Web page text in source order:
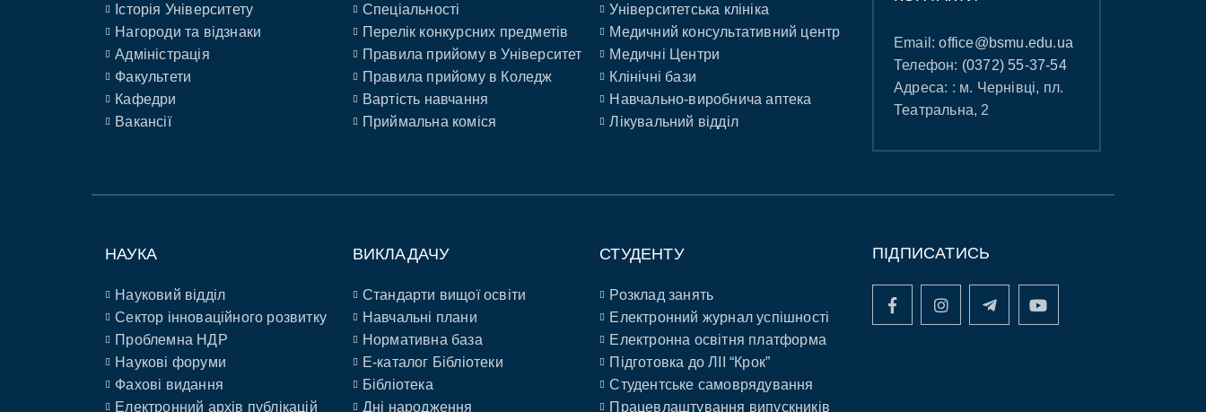
Історія Університету
Нагороди та відзнаки
Адміністрація
Факультети
Кафедри
Вакансії
Спеціальності
Перелік конкурсних предметів
Правила прийому в Університет
Правила прийому в Коледж
Вартість навчання
Приймальна коміся
Університетська клініка
Медичний консультативний центр
Медичні Центри
Клінічні бази
Навчально-виробнича аптека
Лікувальний відділ
Email:office@bsmu.edu.ua
Телефон: (0372) 55-37-54
Адреса: : м. Чернівці, пл.
Театральна, 2
НАУКА
Науковий відділ
Сектор інноваційного розвитку
Проблемна НДР
Наукові форуми
Фахові видання
Електронний архів публікацій
ВИКЛАДАЧУ
Стандарти вищої освіти
Навчальні плани
Нормативна база
E-каталог Бібліотеки
Бібліотека
Дні народження
СТУДЕНТУ
Розклад занять
Електронний журнал успішності
Електронна освітня платформа
Підготовка до ЛІІ “Крок”
Студентське самоврядування
Працевлаштування випускників
ПІДПИСАТИСЬ